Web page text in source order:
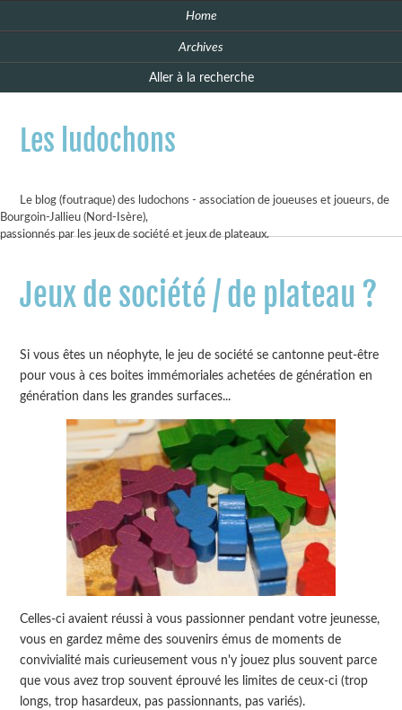
Home
Archives
Aller à la recherche
Les ludochons
Le blog (foutraque) des ludochons - association de joueuses et joueurs, de
Bourgoin-Jallieu (Nord-Isère),
passionnés par les jeux de société et jeux de plateaux.
Jeux de société / de plateau ?
Si vous êtes un néophyte, le jeu de société se cantonne peut-être
pour vous à ces boites immémoriales achetées de génération en
génération dans les grandes surfaces...
Celles-ci avaient réussi à vous passionner pendant votre jeunesse,
vous en gardez même des souvenirs émus de moments de
convivialité mais curieusement vous n'y jouez plus souvent parce
que vous avez trop souvent éprouvé les limites de ceux-ci (trop
longs, trop hasardeux, pas passionnants, pas variés).